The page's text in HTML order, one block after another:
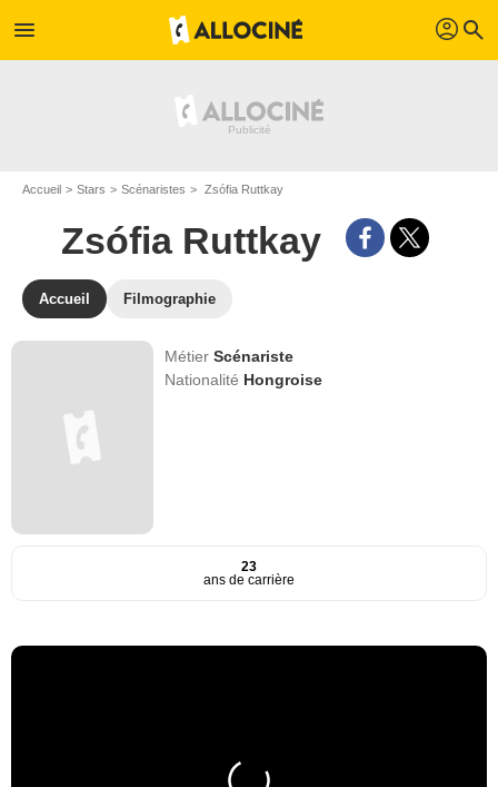
menu profil search
Accueil Stars Scénaristes Zsófia Ruttkay
Zsófia Ruttkay
Accueil Filmographie
MétierScénariste
Nationalité Hongroise
23
ans de carrière